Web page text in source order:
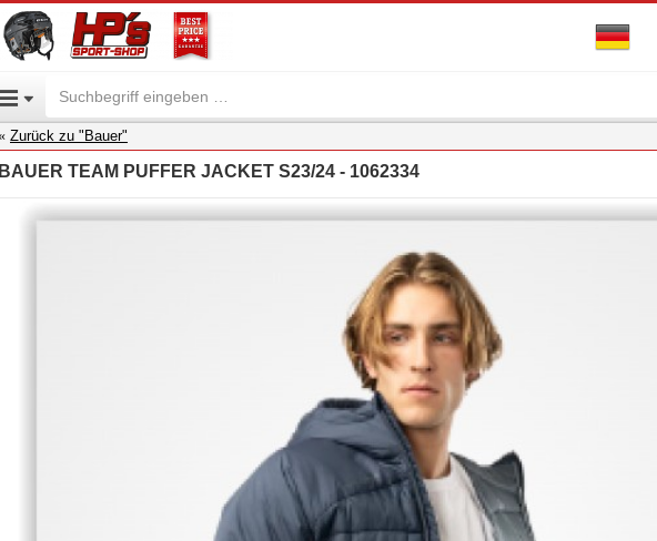
Zurück zu "Bauer"
BAUER TEAM PUFFER JACKET S23/24 - 1062334